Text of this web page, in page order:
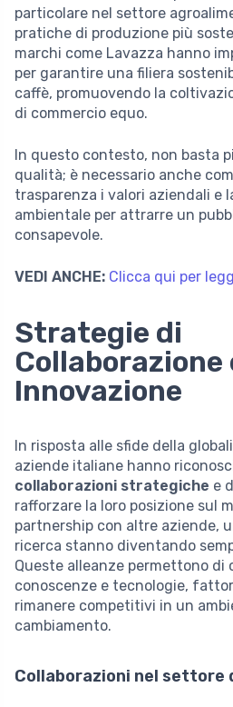
particolare nel settore
pratiche di produzione più
marchi come Lavazza hanno
per garantire una filiera
caffè, promuovendo la
di commercio equo.
In questo contesto, non basta
qualità; è necessario anche
trasparenza i valori aziendali e
ambientale per attrarre un
consapevole.
VEDI ANCHE: Clicca qui per
Strategie di
Collaborazione
Innovazione
In risposta alle sfide della
aziende italiane hanno
collaborazioni strategiche e
rafforzare la loro posizione sul
partnership con altre aziende,
ricerca stanno diventando
Queste alleanze permettono di
conoscenze e tecnologie,
rimanere competitivi in un
cambiamento.
Collaborazioni nel settore